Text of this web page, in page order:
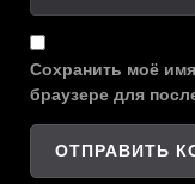
Сохранить моё
браузере для